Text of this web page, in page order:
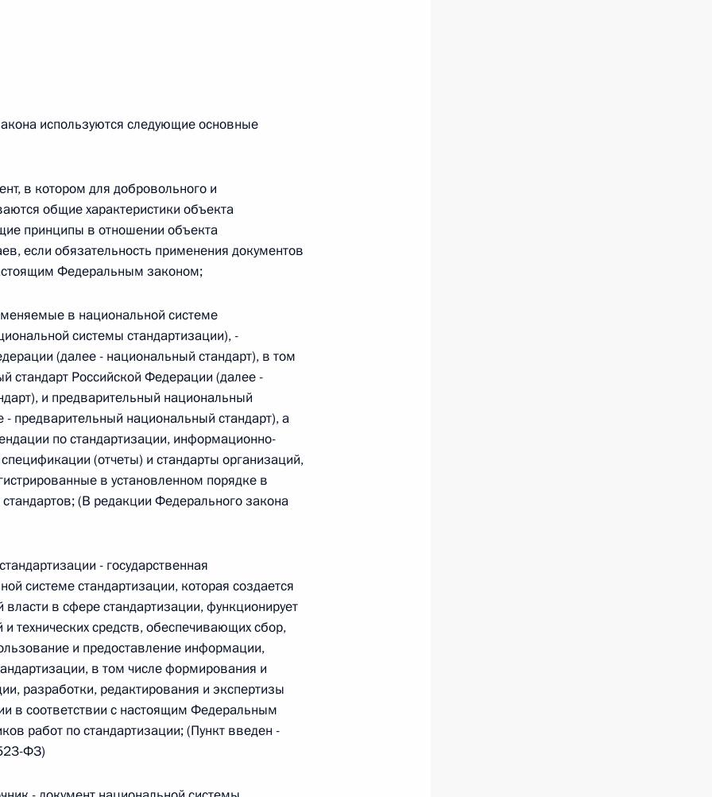
г. № 264-ФЗ
закона «Об актах гражданского состояния»
13 статьи 3 Федерального закона «О внесении
состояния“
г. № 270-ФЗ
закона «Об автономных учреждениях»
г. № 244-ФЗ
Российской Федерации и Кабинетом
Федерации и Киргизской Республике
г. № 252-ФЗ
водного транспорта Российской Федерации и статью 1
измерений»
используются следующие основные
в котором для добровольного и
общие характеристики объекта
принципы в отношении объекта
если обязательность применения документов
Федеральным законом;
в национальной системе
системы стандартизации), -
(далее - национальный стандарт), в том
стандарт Российской Федерации (далее -
и предварительный национальный
предварительный национальный стандарт), а
по стандартизации, информационно-
(отчеты) и стандарты организаций,
в установленном порядке в
(В редакции Федерального закона
- государственная
системе стандартизации, которая создается
в сфере стандартизации, функционирует
технических средств, обеспечивающих сбор,
и предоставление информации,
в том числе формирования и
разработки, редактирования и экспертизы
в соответствии с настоящим Федеральным
работ по стандартизации; (Пункт введен -
ФЗ)